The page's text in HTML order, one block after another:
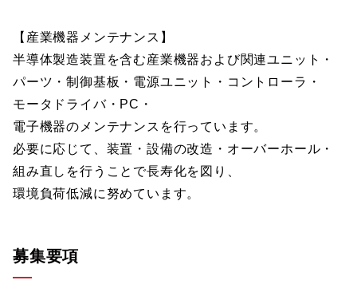
【産業機器メンテナンス】
半導体製造装置を含む産業機器および関連ユニット・
パーツ・制御基板・電源ユニット・コントローラ・
モータドライバ・PC・
電子機器のメンテナンスを行っています。
必要に応じて、装置・設備の改造・オーバーホール・
組み直しを行うことで長寿化を図り、
環境負荷低減に努めています。
募集要項